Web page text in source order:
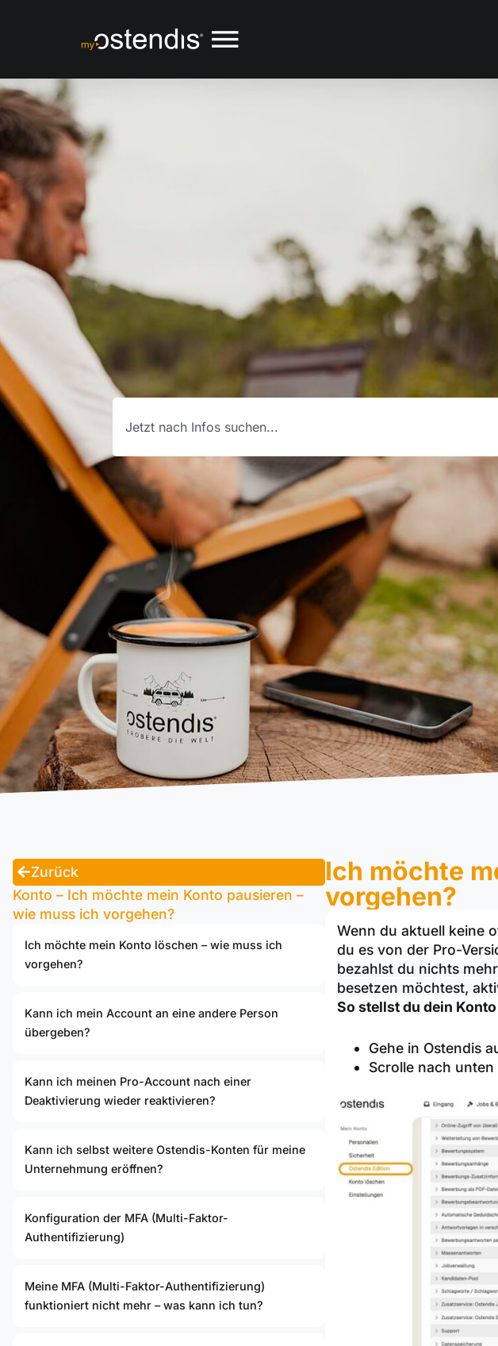
Zurück
Konto – Ich möchte mein Konto pausieren –
wie muss ich vorgehen?
Ich möchte mein Konto löschen – wie muss ich
vorgehen?
Kann ich mein Account an eine andere Person
übergeben?
Kann ich meinen Pro-Account nach einer
Deaktivierung wieder reaktivieren?
Kann ich selbst weitere Ostendis-Konten für meine
Unternehmung eröffnen?
Konfiguration der MFA (Multi-Faktor-
Authentifizierung)
Meine MFA (Multi-Faktor-Authentifizierung)
funktioniert nicht mehr – was kann ich tun?
Ich möchte
vorgehen?
Wenn du aktuell keine
du es von der Pro-
bezahlst du nichts
besetzen möchtest,
So stellst du dein
Gehe in Ostendis
Scrolle nach